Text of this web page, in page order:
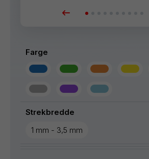
Farge
Strekbredde
1 mm - 3,5 mm